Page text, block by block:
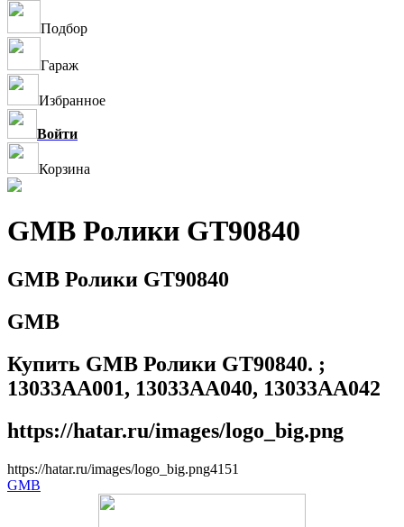
Подбор
Гараж
Избранное
Войти
Корзина
GMB Ролики GT90840
GMB Ролики GT90840
GMB
Купить GMB Ролики GT90840. ;
13033AA001, 13033AA040, 13033AA042
https://hatar.ru/images/logo_big.png
https://hatar.ru/images/logo_big.png41 51
GMB